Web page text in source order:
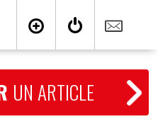
UN ARTICLE